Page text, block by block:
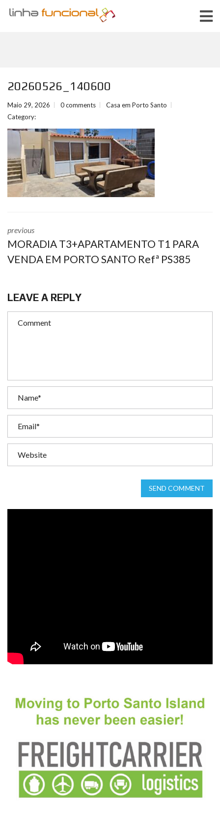
20260526_140600
Maio 29, 2026 0 comments
Casa em Porto Santo
Category:
previous
MORADIA T3+APARTAMENTO T1 PARA
VENDA EM PORTO SANTO Refª PS385
LEAVE A REPLY
SEND COMMENT